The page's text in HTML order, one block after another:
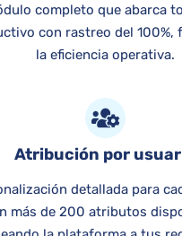
completo que abarca
con rastreo del 100%,
la eficiencia operativa.
Atribución por
detallada para
más de 200 atributos